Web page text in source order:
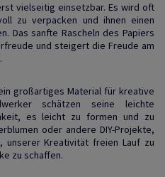
vielseitig einsetzbar. Es wird oft
zu verpacken und ihnen einen
Das sanfte Rascheln des Papiers
und steigert die Freude am
großartiges Material für kreative
schätzen seine leichte
es leicht zu formen und zu
oder andere DIY-Projekte,
unserer Kreativität freien Lauf zu
zu schaffen.